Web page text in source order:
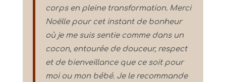
corps en pleine transformation. Merci
Noëlle pour cet instant de bonheur
où je me suis sentie comme dans un
cocon, entourée de douceur, respect
et de bienveillance que ce soit pour
moi ou mon bébé. Je le recommande